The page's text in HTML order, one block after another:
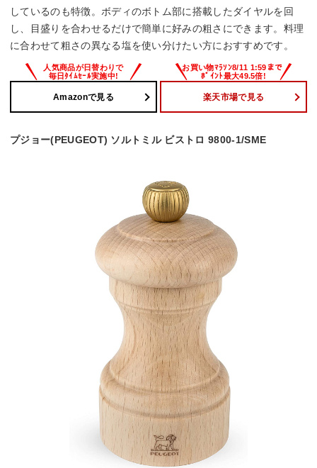
しているのも特徴。ボディのボトム部に搭載したダイヤルを回
し、目盛りを合わせるだけで簡単に好みの粗さにできます。料理
に合わせて粗さの異なる塩を使い分けたい方におすすめです。
Amazonで見る 楽天市場で見る
プジョー(PEUGEOT) ソルトミル ビストロ 9800-1/SME